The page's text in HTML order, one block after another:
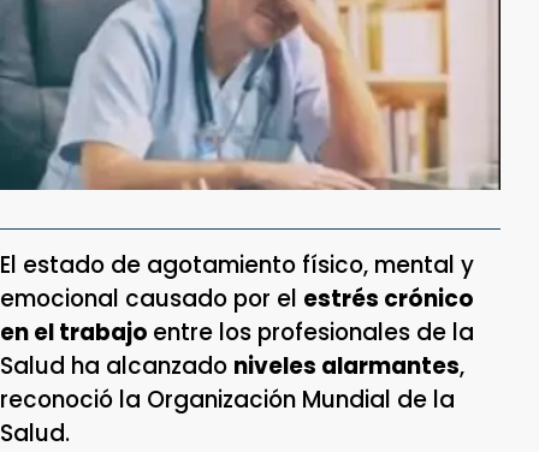
El estado de agotamiento físico, mental y
emocional causado por el estrés crónico
en el trabajo entre los profesionales de la
Salud ha alcanzado niveles alarmantes,
reconoció la Organización Mundial de la
Salud.